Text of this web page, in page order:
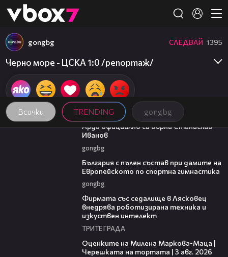
👾
Всички TRENDING gongbg
gongbg СЛЕДВАЙ 1395
Черно море - ЦСКА 1:0 /репортаж/
00:19
Арда официално си върна Станислав
Иванов
gongbg
България с пълен състав при дамите на
Европейското по спортна гимнастика
gongbg
Фирмата със седалище в Лясковец
внедрява роботизирана техника и
изкуствен интелект
ТРИТЕ ГРАДА
Оценките на Милена Маркова-Маца |
Черешката на тортата | 3 авг. 2026